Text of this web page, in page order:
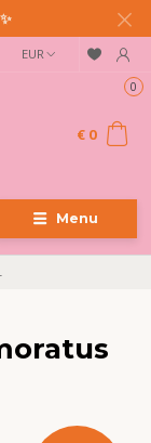
Menu
EUR
0
€ 0